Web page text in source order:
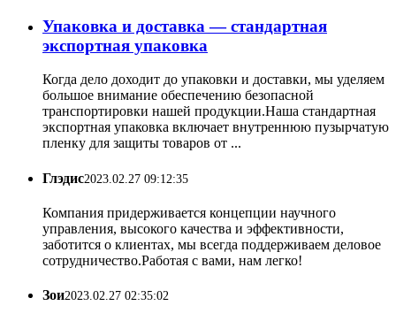
Упаковка и доставка — стандартная
экспортная упаковка
Когда дело доходит до упаковки и доставки, мы уделяем
большое внимание обеспечению безопасной
транспортировки нашей продукции.Наша стандартная
экспортная упаковка включает внутреннюю пузырчатую
пленку для защиты товаров от ...
Глэдис2023.02.27 09:12:35
Компания придерживается концепции научного
управления, высокого качества и эффективности,
заботится о клиентах, мы всегда поддерживаем деловое
сотрудничество.Работая с вами, нам легко!
Зои2023.02.27 02:35:02